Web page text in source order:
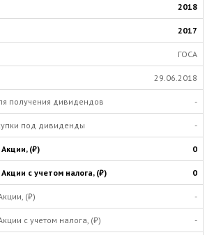
2018
2017
ГОСА
29.06.2018
-
-
0
0
-
-